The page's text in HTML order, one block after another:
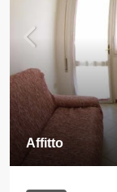
Affitto